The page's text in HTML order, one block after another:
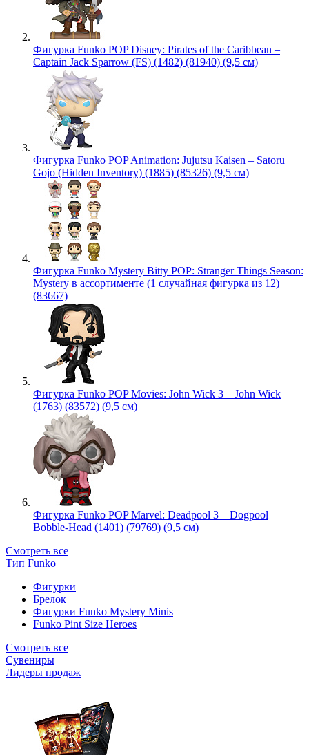
Фигурка Funko POP Disney: Pirates of the Caribbean –
Captain Jack Sparrow (FS) (1482) (81940) (9,5 см)
Фигурка Funko POP Animation: Jujutsu Kaisen – Satoru
Gojo (Hidden Inventory) (1885) (85326) (9,5 см)
Фигурка Funko Mystery Bitty POP: Stranger Things Season:
Mystery в ассортименте (1 случайная фигурка из 12)
(83667)
Фигурка Funko POP Movies: John Wick 3 – John Wick
(1763) (83572) (9,5 см)
Фигурка Funko POP Marvel: Deadpool 3 – Dogpool
Bobble-Head (1401) (79769) (9,5 см)
Смотреть все
Тип Funko
Фигурки
Брелок
Фигурки Funko Mystery Minis
Funko Pint Size Heroes
Смотреть все
Сувениры
Лидеры продаж